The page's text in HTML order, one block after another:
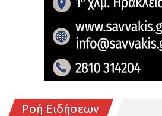
Ροή Ειδήσεων